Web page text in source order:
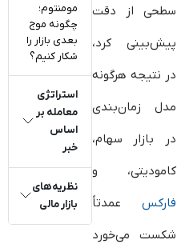
سطحی از دقت
پیش‌بینی کرد،
در نتیجه هرگونه
مدل زمان‌بندی
در بازار سهام،
کامودیتی، و
فارکس عمدتاً
شکست می‌خورد
مومنتوم؛
چگونه موج
بعدی بازار را
شکار کنیم؟
استراتژی
معامله بر
اساس
خبر
نظریه‌های
بازار مالی